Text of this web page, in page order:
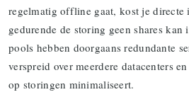
regelmatig offline gaat, kost je directe
gedurende de storing geen shares
pools hebben doorgaans redundante
verspreid over meerdere datacenters
op storingen minimaliseert.